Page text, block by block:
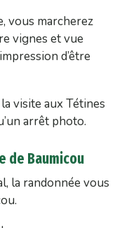
vous marcherez
vignes et vue
d’être
visite aux Tétines
arrêt photo.
de Baumicou
la randonnée vous